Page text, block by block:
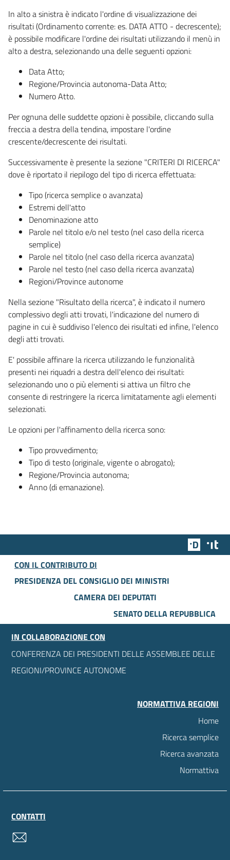
In alto a sinistra è indicato l'ordine di visualizzazione dei
risultati (Ordinamento corrente: es. DATA ATTO - decrescente);
è possibile modificare l'ordine dei risultati utilizzando il menù in
alto a destra, selezionando una delle seguenti opzioni:
Data Atto;
Regione/Provincia autonoma-Data Atto;
Numero Atto.
Per ognuna delle suddette opzioni è possibile, cliccando sulla
freccia a destra della tendina, impostare l'ordine
crescente/decrescente dei risultati.
Successivamente è presente la sezione "CRITERI DI RICERCA"
dove è riportato il riepilogo del tipo di ricerca effettuata:
Tipo (ricerca semplice o avanzata)
Estremi dell'atto
Denominazione atto
Parole nel titolo e/o nel testo (nel caso della ricerca
semplice)
Parole nel titolo (nel caso della ricerca avanzata)
Parole nel testo (nel caso della ricerca avanzata)
Regioni/Province autonome
Nella sezione "Risultato della ricerca", è indicato il numero
complessivo degli atti trovati, l'indicazione del numero di
pagine in cui è suddiviso l'elenco dei risultati ed infine, l'elenco
degli atti trovati.
E' possibile affinare la ricerca utilizzando le funzionalità
presenti nei riquadri a destra dell'elenco dei risultati:
selezionando uno o più elementi si attiva un filtro che
consente di restringere la ricerca limitatamente agli elementi
selezionati.
Le opzioni per l'affinamento della ricerca sono:
Tipo provvedimento;
Tipo di testo (originale, vigente o abrogato);
Regione/Provincia autonoma;
Anno (di emanazione).
Team
CON IL CONTRIBUTO DI
PRESIDENZA DEL CONSIGLIO DEI MINISTRI
CAMERA DEI DEPUTATI
SENATO DELLA REPUBBLICA
IN COLLABORAZIONE CON
CONFERENZA DEI PRESIDENTI DELLE ASSEMBLEE DELLE
REGIONI/PROVINCE AUTONOME
NORMATTIVA REGIONI
Home
Ricerca semplice
Ricerca avanzata
Normattiva
CONTATTI